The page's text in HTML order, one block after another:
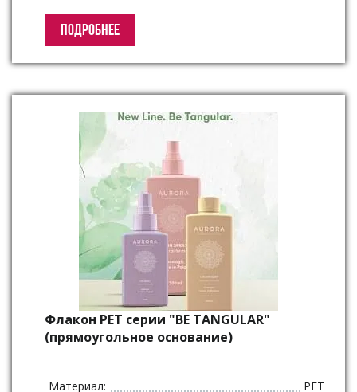
ПОДРОБНЕЕ
Флакон PET серии "BE TANGULAR"
(прямоугольное основание)
Материал:
PET